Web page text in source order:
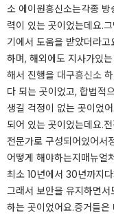
소 에이원흥신소는각종
력이 있는 곳이었는데요.​
기에서 도움을 받았더라
하며, 해외에도 지사가있
해서 진행을 대구흥신소
다 되는 곳이었고, 합법적
생길 걱정이 없는 곳이었
되어 있는 곳이었는데요.​
전문가로 구성되어있어서
어떻게 해야하는지매뉴얼
최소 10년에서 30년까지
그래서 보안을 유지하면
하는 곳이었어요.​증거들